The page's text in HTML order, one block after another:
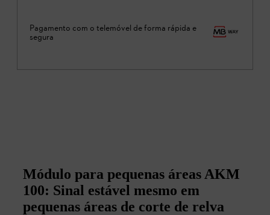
Pagamento com o telemóvel de forma rápida e
segura
Módulo para pequenas áreas AKM
100: Sinal estável mesmo em
pequenas áreas de corte de relva